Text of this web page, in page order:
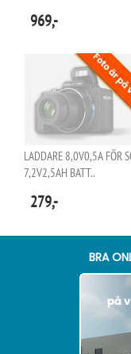
969,-
LADDARE 8,0V0,5A FÖR
7,2V2,5AH BATT..
279,-
BRA